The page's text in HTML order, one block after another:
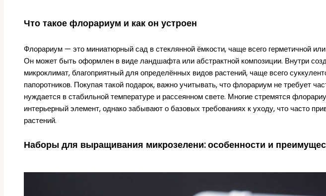
Что такое флорариум и как он устроен
Флорариум — это миниатюрный сад в стеклянной ёмкости, чаще всего герметичной
Он может быть оформлен в виде ландшафта или абстрактной композиции. Внутри
микроклимат, благоприятный для определённых видов растений, чаще всего
папоротников. Покупая такой подарок, важно учитывать, что флорариум не требует
нуждается в стабильной температуре и рассеянном свете. Многие стремятся
интерьерный элемент, однако забывают о базовых требованиях к уходу, что часто
растений.
Наборы для выращивания микрозелени: особенности и